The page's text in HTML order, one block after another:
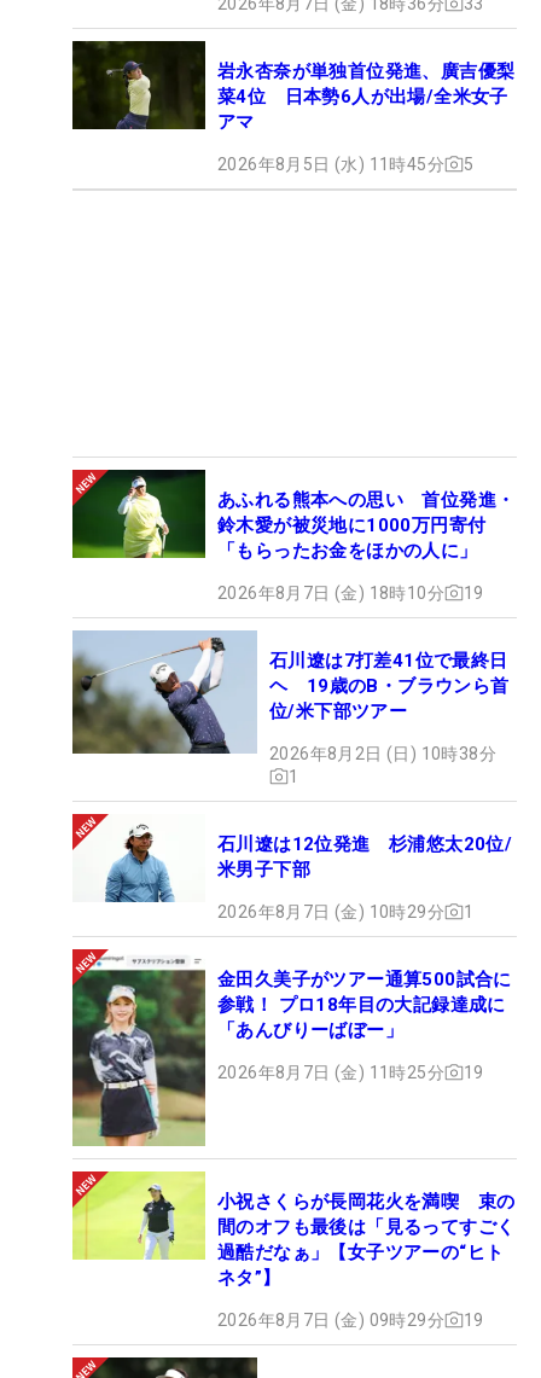
岩永杏奈が単独首位発進、廣吉優梨
菜4位 日本勢6人が出場/全米女子
アマ
2026年8月5日 (水) 11時45分 5
あふれる熊本への思い 首位発進・
鈴木愛が被災地に1000万円寄付
「もらったお金をほかの人に」
2026年8月7日 (金) 18時10分 19
石川遼は7打差41位で最終日
ヘ 19歳のB・ブラウンら首
位/米下部ツアー
2026年8月2日 (日) 10時38分
1
石川遼は12位発進 杉浦悠太20位/
米男子下部
2026年8月7日 (金) 10時29分 1
金田久美子がツアー通算500試合に
参戦！ プロ18年目の大記録達成に
「あんびりーばぼー」
2026年8月7日 (金) 11時25分 19
小祝さくらが長岡花火を満喫 束の
間のオフも最後は「見るってすごく
過酷だなぁ」【女子ツアーの“ヒト
ネタ”】
2026年8月7日 (金) 09時29分 19